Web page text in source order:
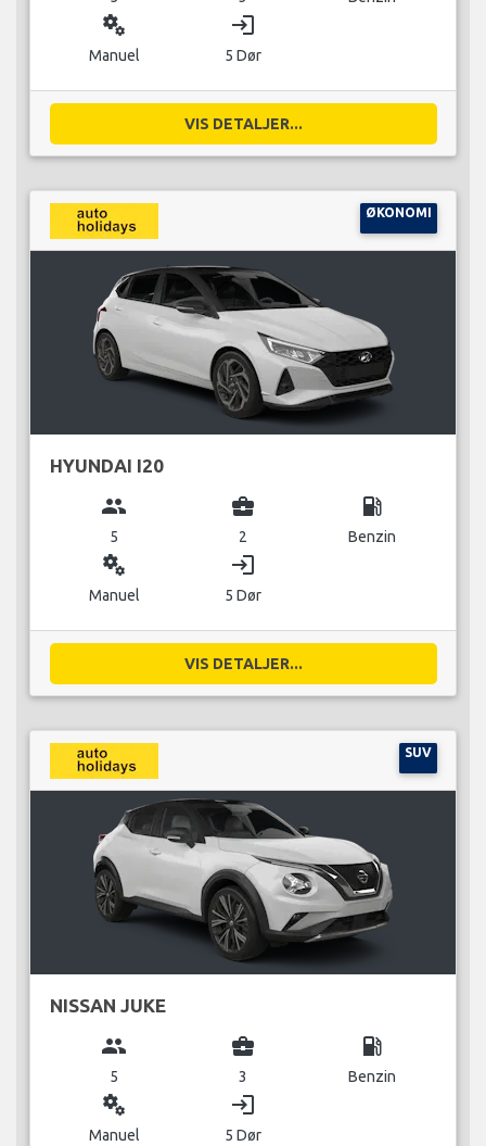
miscellaneous_services
Manuel
login
5 Dør
VIS DETALJER...
ØKONOMI
HYUNDAI I20
group
5
business_center
2
local_gas_station
Benzin
miscellaneous_services
Manuel
login
5 Dør
VIS DETALJER...
SUV
NISSAN JUKE
group
5
business_center
3
local_gas_station
Benzin
miscellaneous_services
Manuel
login
5 Dør